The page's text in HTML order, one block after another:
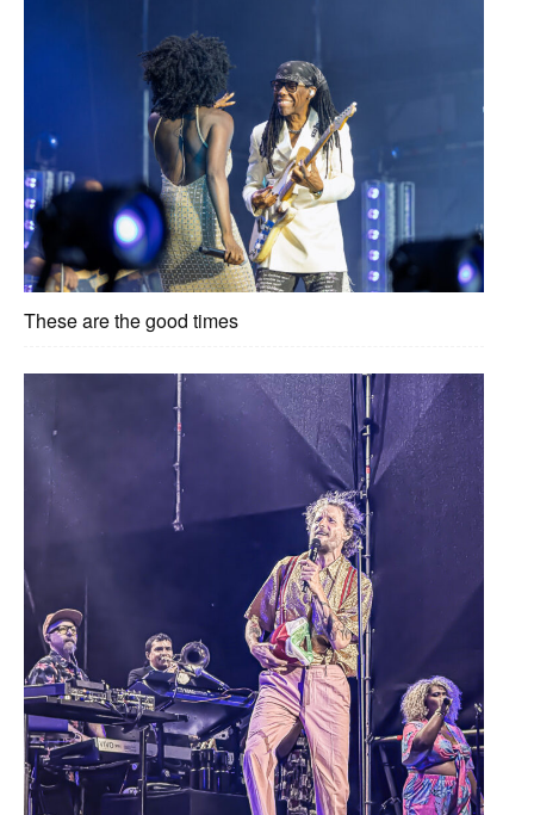
These are the good times